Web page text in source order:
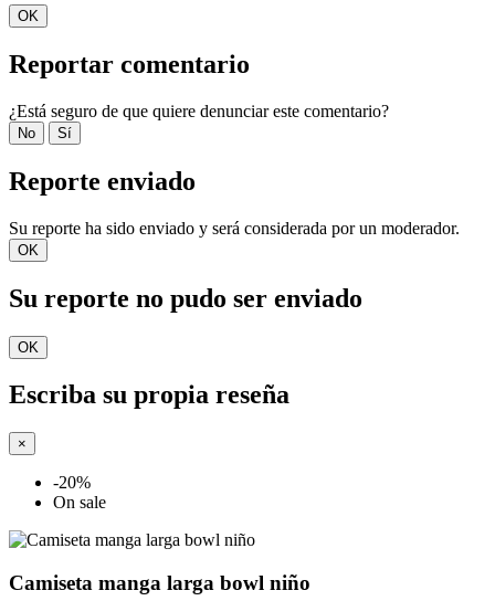
OK
Reportar comentario
¿Está seguro de que quiere denunciar este comentario?
No Sí
Reporte enviado
Su reporte ha sido enviado y será considerada por un moderador.
OK
Su reporte no pudo ser enviado
OK
Escriba su propia reseña
×
-20%
On sale
Camiseta manga larga bowl niño